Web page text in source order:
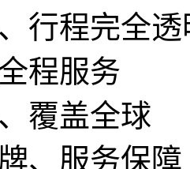
行程完全透
程服务
覆盖全球
、服务保障